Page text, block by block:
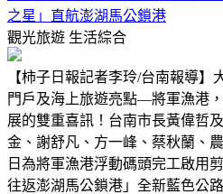
之星」直航澎湖馬公鎖港
觀光旅遊 生活綜合
【柿子日報記者李玲/台南報導】
門戶及海上旅遊亮點—將軍漁港
展的雙重喜訊！台南市長黃偉哲
金、謝舒凡、方一峰、蔡秋蘭、
日為將軍漁港浮動碼頭完工啟用
往返澎湖馬公鎖港」全新藍色公